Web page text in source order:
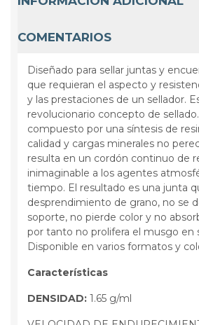
COMENTARIOS
Diseñado para sellar juntas y
que requieran el aspecto y
y las prestaciones de un sellador.
revolucionario concepto de
compuesto por una síntesis de
calidad y cargas minerales no
resulta en un cordón continuo de
inimaginable a los agentes
tiempo. El resultado es una junta
desprendimiento de grano, no se
soporte, no pierde color y no
por tanto no prolifera el musgo en
Disponible en varios formatos y
Características
DENSIDAD: 1.65 g/ml